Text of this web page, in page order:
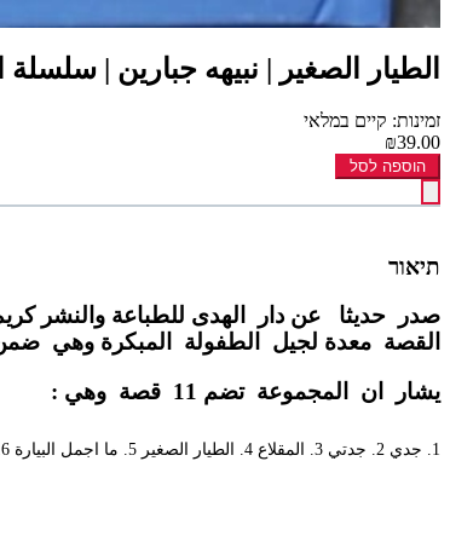
الطيار الصغير | نبيهه جبارين | سلسلة
זמינות: קיים במלאי
₪39.00
הוספה לסל
תיאור
القصة معدة لجيل الطفولة المبكرة وهي ضمن سلسلة المحبة التي تقع في 11
يشار ان المجموعة تضم 11 قصة وهي :
1. جدي 2. جدتي 3. المقلاع 4. الطيار الصغير 5. ما اجمل البيارة 6. اختي دنى 7.خيال 8. ماذا رسمت حمى 9. امي يا اميرة 10.من يلاعبني 11.ما احلاة...!